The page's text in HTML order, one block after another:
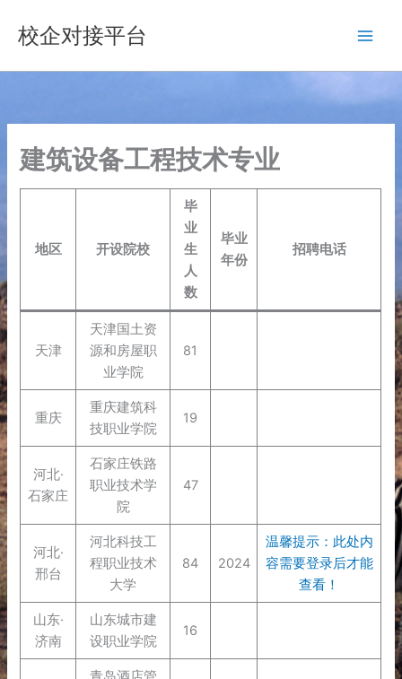
容
校企对接平台
建筑设备工程技术专业
地区 开设院校
毕
业
生
人
数
毕业
年份
招聘电话
天津
天津国土资
源和房屋职
业学院
81
重庆
重庆建筑科
技职业学院
19
河北·
石家庄
石家庄铁路
职业技术学
院
47
河北·
邢台
河北科技工
程职业技术
大学
84 2024
温馨提示：此处内
容需要登录后才能
查看！
山东·
济南
山东城市建
设职业学院
16